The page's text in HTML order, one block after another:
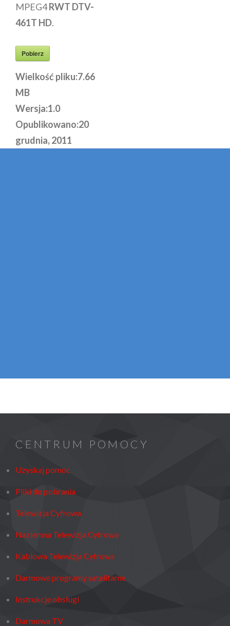
MPEG4RWT DTV-
461T HD.
Pobierz
Wielkość pliku:7.66
MB
Wersja:1.0
Opublikowano:20
grudnia, 2011
CENTRUM POMOCY
Uzyskaj pomoc
Pliki do pobrania
Telewizja Cyfrowa
Naziemna Telewizja Cyfrowa
Kablowa Telewizja Cyfrowa
Darmowe programy satelitarne
Instrukcje obsługi
Darmowa TV